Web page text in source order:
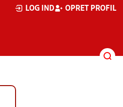
LOG IND OPRET PROFIL